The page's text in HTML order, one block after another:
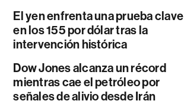
El yen enfrenta una prueba clave
en los 155 por dólar tras la
intervención histórica
Dow Jones alcanza un récord
mientras cae el petróleo por
señales de alivio desde Irán